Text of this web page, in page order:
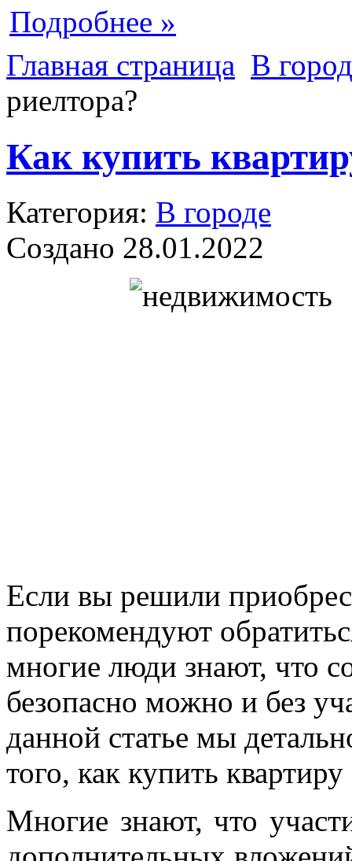
Подробнее »
Главная страница В
риелтора?
Как купить
Категория: В городе
Создано 28.01.2022
Если вы решили
порекомендуют
многие люди знают, что
безопасно можно и без
данной статье мы
того, как купить
Многие знают, что